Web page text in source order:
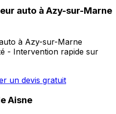
auto à Azy-sur-Marne
à Azy-sur-Marne
- Intervention rapide sur
un devis gratuit
Aisne